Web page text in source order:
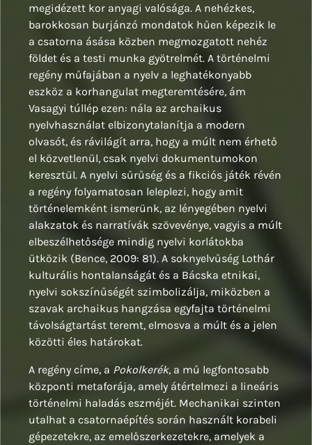
megidézett kor anyagi valósága. A nehézkes,
barokkosan burjánzó mondatok hűen képezik le
a csatorna ásása közben megmozgatott nehéz
földet és a testi munka gyötrelmét. A történelmi
regény műfajában a nyelv a leghatékonyabb
eszköz a korhangulat megteremtésére, ám
Vasagyi túllép ezen: nála az archaikus
nyelvhasználat elbizonytalanítja a modern
olvasót, és rávilágít arra, hogy a múlt nem érhető
el közvetlenül, csak nyelvi dokumentumokon
keresztül. A nyelvi sűrűség és a fikciós játék révén
a regény folyamatosan leleplezi, hogy amit
történelemként ismerünk, az lényegében nyelvi
alakzatok és narratívák szövevénye, vagyis a múlt
elbeszélhetősége mindig nyelvi korlátokba
ütközik (Bence, 2009: 81). A soknyelvűség Lothár
kulturális hontalanságát és a Bácska etnikai,
nyelvi sokszínűségét szimbolizálja, miközben a
szavak archaikus hangzása egyfajta történelmi
távolságtartást teremt, elmosva a múlt és a jelen
közötti éles határokat.
A regény címe, a Pokolkerék, a mű legfontosabb
központi metaforája, amely átértelmezi a lineáris
történelmi haladás eszméjét. Mechanikai szinten
utalhat a csatornaépítés során használt korabeli
gépezetekre, az emelőszerkezetekre, amelyek a